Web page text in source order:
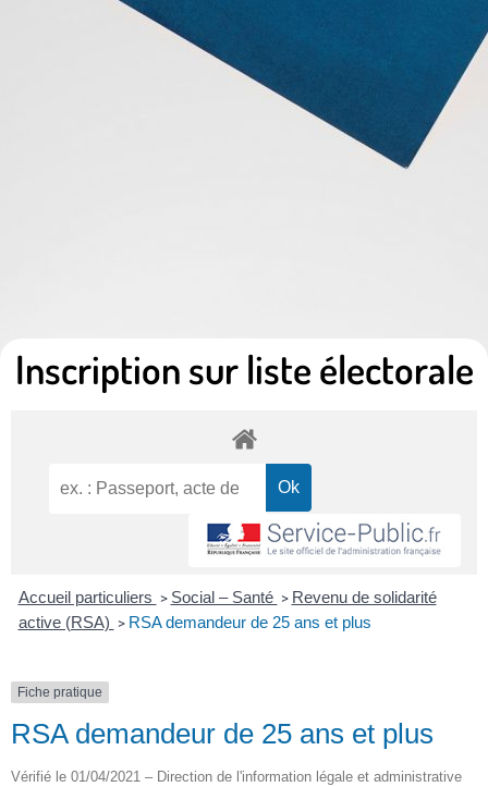
Inscription sur liste électorale
Accueil particuliers > Social – Santé > Revenu de solidarité
active (RSA) > RSA demandeur de 25 ans et plus
Fiche pratique
RSA demandeur de 25 ans et plus
Vérifié le 01/04/2021 – Direction de l'information légale et administrative